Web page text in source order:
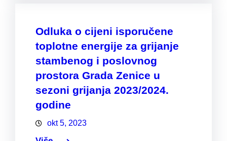
Odluka o cijeni isporučene
toplotne energije za grijanje
stambenog i poslovnog
prostora Grada Zenice u
sezoni grijanja 2023/2024.
godine
okt 5, 2023